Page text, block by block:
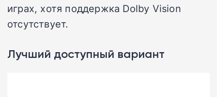
играх, хотя поддержка Dolby Vision
отсутствует.
Лучший доступный вариант